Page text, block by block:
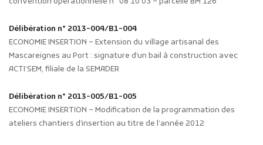
Délibération n° 2013-004/B1-004
ECONOMIE INSERTION – Extension du village artisanal des
Mascareignes au Port : signature d’un bail à construction avec
ACTI’SEM, filiale de la SEMADER
Délibération n° 2013-005/B1-005
ECONOMIE INSERTION – Modification de la programmation des
ateliers chantiers d’insertion au titre de l’année 2012